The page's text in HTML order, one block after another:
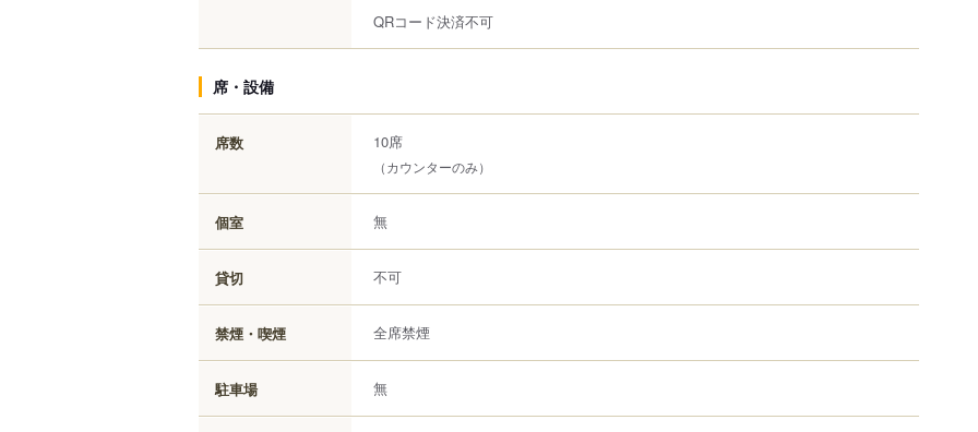
QRコード決済不可
席・設備
席数 10席
（カウンターのみ）
個室 無
貸切 不可
禁煙・喫煙 全席禁煙
駐車場 無